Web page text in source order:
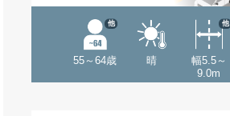
55～64歳
他
晴
幅5.5～
9.0m
他